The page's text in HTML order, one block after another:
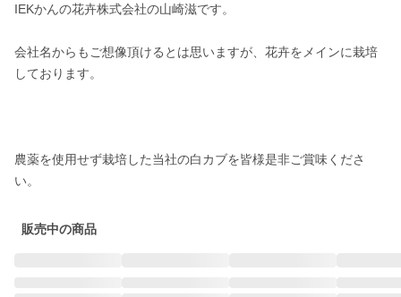
IEKかんの花卉株式会社の山崎滋です。
会社名からもご想像頂けるとは思いますが、花卉をメインに栽培
しております。
農薬を使用せず栽培した当社の白カブを皆様是非ご賞味くださ
い。
販売中の商品